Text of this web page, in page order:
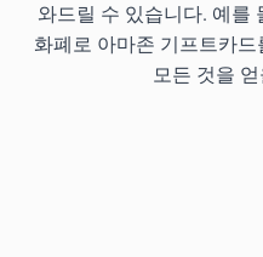
와드릴 수 있습니다. 예를
화폐로 아마존 기프트카
모든 것을